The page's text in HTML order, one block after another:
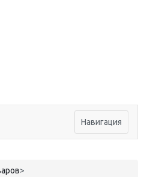
Навигация
>